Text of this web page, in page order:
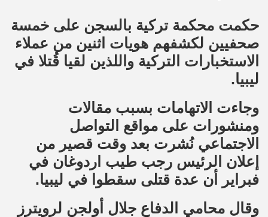
حكمت محكمة تركية بالسجن على خمسة
صحفيين لكشفهم هويات اثنين من عملاء
الاستخبارات التركية واللذين لقيا قُتلا في
ليبيا.
وجاءت الاتهامات بسبب مقالات
ومنشورات على مواقع التواصل
الاجتماعي نُشرت بعد وقت قصير من
إعلان الرئيس رجب طيب اردوغان في
فبراير أن عدة قتلى سقطوا في ليبيا.
وقال محامي الدفاع جلال أولجن لرويترز